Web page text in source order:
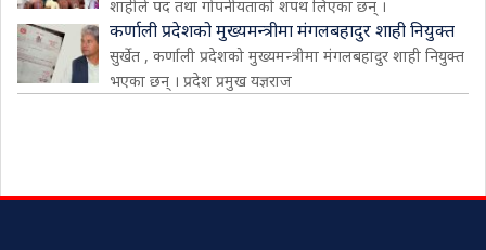
शाहीले पद तथा गोपनीयताको शपथ लिएका छन् ।
कर्णाली प्रदेशको मुख्यमन्त्रीमा मंगलबहादुर शाही नियुक्त
सुर्खेत , कर्णाली प्रदेशको मुख्यमन्त्रीमा मंगलबहादुर शाही नियुक्त
भएका छन् । प्रदेश प्रमुख यज्ञराज